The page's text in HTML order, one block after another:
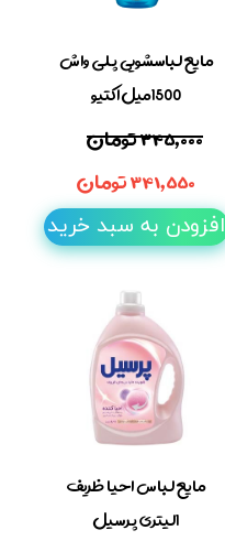
مایع لباسشویی پلی واش
1500میل اکتیو
۳۴۵,۰۰۰ تومان
۳۴۱,۵۵۰ تومان
افزودن به سبد خرید
مایع لباس احیا ظریف
1لیتری پرسیل